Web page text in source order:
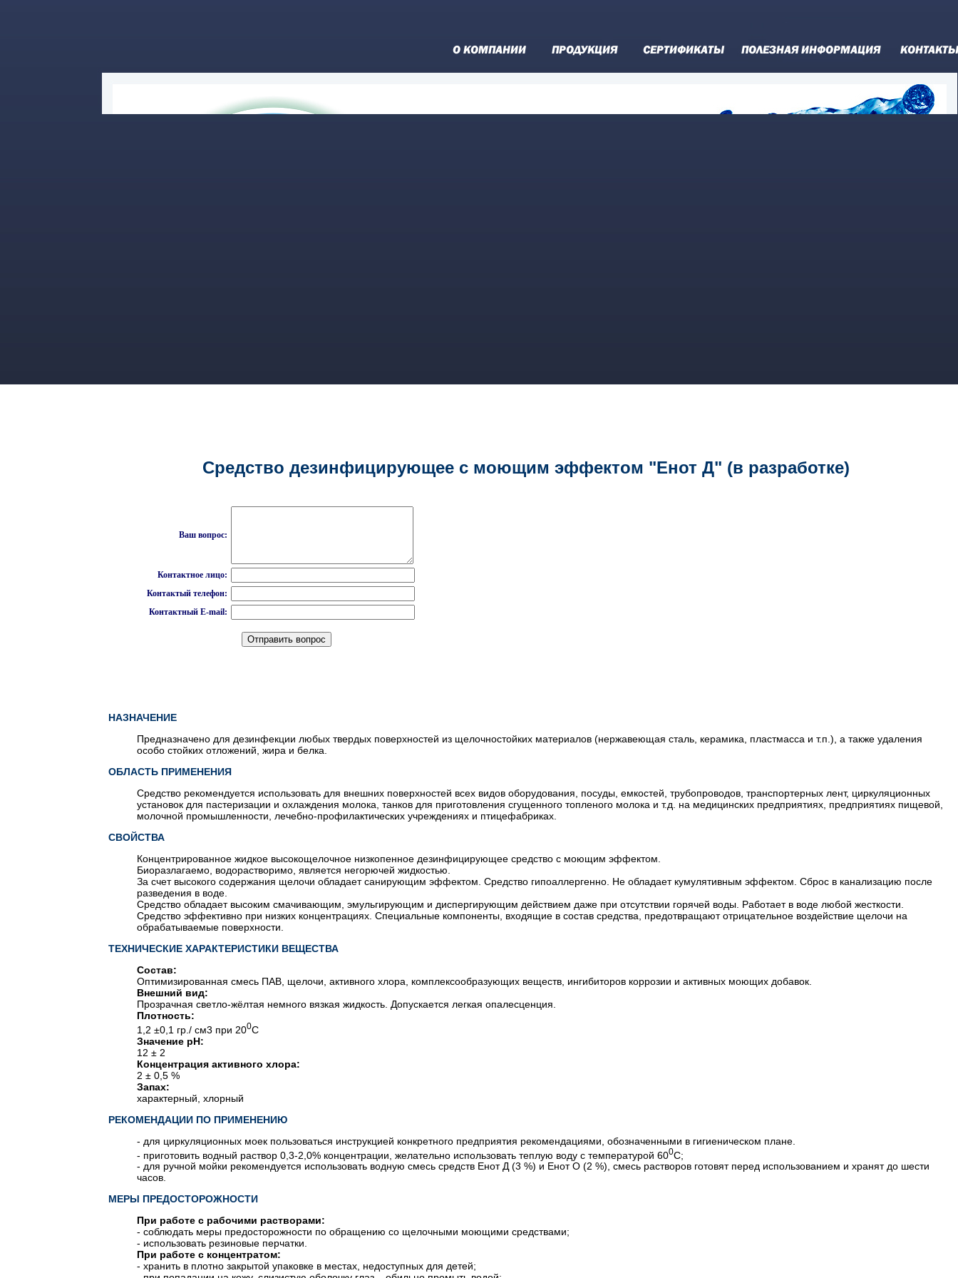
Средство дезинфицирующее с моющим эффектом "Енот Д" (в разработке)
НАЗНАЧЕНИЕ
Предназначено для дезинфекции любых твердых поверхностей из щелочностойких материалов (нержавеющая сталь, керамика, пластмасса и т.п.), а также удаления
особо стойких отложений, жира и белка.
ОБЛАСТЬ ПРИМЕНЕНИЯ
Средство рекомендуется использовать для внешних поверхностей всех видов оборудования, посуды, емкостей, трубопроводов, транспортерных лент, циркуляционных
установок для пастеризации и охлаждения молока, танков для приготовления сгущенного топленого молока и т.д. на медицинских предприятиях, предприятиях пищевой,
молочной промышленности, лечебно-профилактических учреждениях и птицефабриках.
СВОЙСТВА
Концентрированное жидкое высокощелочное низкопенное дезинфицирующее средство с моющим эффектом.
Биоразлагаемо, водорастворимо, является негорючей жидкостью.
За счет высокого содержания щелочи обладает санирующим эффектом. Средство гипоаллергенно. Не обладает кумулятивным эффектом. Сброс в канализацию после
разведения в воде.
Средство обладает высоким смачивающим, эмульгирующим и диспергирующим действием даже при отсутствии горячей воды. Работает в воде любой жесткости.
Средство эффективно при низких концентрациях. Специальные компоненты, входящие в состав средства, предотвращают отрицательное воздействие щелочи на
обрабатываемые поверхности.
ТЕХНИЧЕСКИЕ ХАРАКТЕРИСТИКИ ВЕЩЕСТВА
Состав:
Оптимизированная смесь ПАВ, щелочи, активного хлора, комплексообразующих веществ, ингибиторов коррозии и активных моющих добавок.
Внешний вид:
Прозрачная светло-жёлтая немного вязкая жидкость. Допускается легкая опалесценция.
Плотность:
1,2 ±0,1 гр./ см3 при 200С
Значение pH:
12 ± 2
Концентрация активного хлора:
2 ± 0,5 %
Запах:
характерный, хлорный
РЕКОМЕНДАЦИИ ПО ПРИМЕНЕНИЮ
- для циркуляционных моек пользоваться инструкцией конкретного предприятия рекомендациями, обозначенными в гигиеническом плане.
- приготовить водный раствор 0,3-2,0% концентрации, желательно использовать теплую воду с температурой 600С;
- для ручной мойки рекомендуется использовать водную смесь средств Енот Д (3 %) и Енот О (2 %), смесь растворов готовят перед использованием и хранят до шести
часов.
МЕРЫ ПРЕДОСТОРОЖНОСТИ
При работе с рабочими растворами:
- соблюдать меры предосторожности по обращению со щелочными моющими средствами;
- использовать резиновые перчатки.
При работе с концентратом:
- хранить в плотно закрытой упаковке в местах, недоступных для детей;